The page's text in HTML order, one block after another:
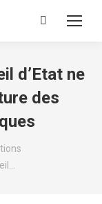
Recherche
d’Etat ne
des